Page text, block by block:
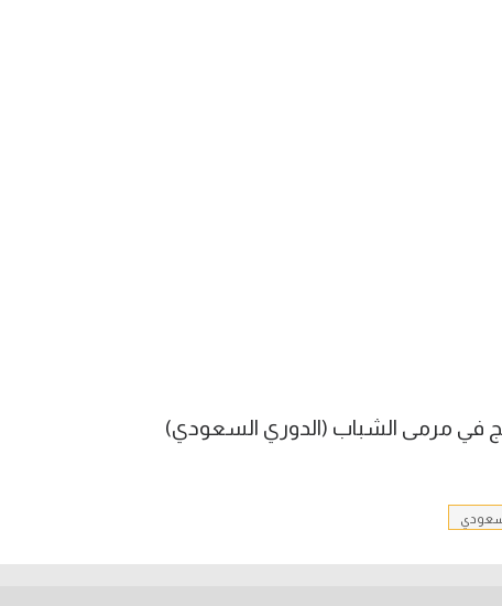
في مرمى الشباب (الدوري السعودي)